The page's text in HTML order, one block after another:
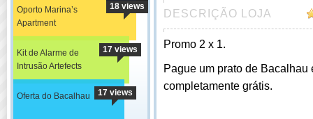
Oporto Marina’s
Apartment
18 views
Kit de Alarme de
Intrusão Artefects
17 views
Oferta do Bacalhau 17 views
DESCRIÇÃO LOJA
Promo 2 x 1.
Pague um prato de Bacalhau
completamente grátis.